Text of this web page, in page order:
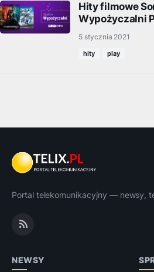
Hity filmowe
Wypożyczalni
5 stycznia 2021
hity play
Portal telekomunikacyjny — newsy,
NEWSY